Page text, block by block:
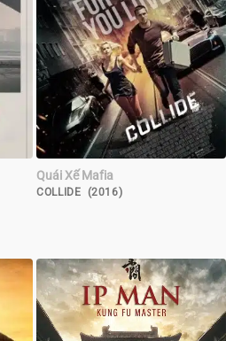
Quái Xế Mafia
COLLIDE (2016)